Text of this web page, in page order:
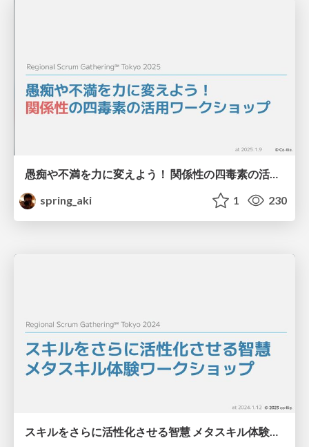
愚痴や不満を力に変えよう！ 関係性の四毒素の活用ワークショップ / 4 Toxins Behaviors of Relationships and the Wishes Behind Them
spring_aki
1 230